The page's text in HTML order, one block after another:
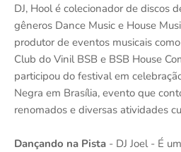
DJ, Hool é colecionador de discos
gêneros Dance Music e House
produtor de eventos musicais
Club do Vinil BSB e BSB House
participou do festival em
Negra em Brasília, evento que
renomados e diversas atividades
Dançando na Pista - DJ Joel - É